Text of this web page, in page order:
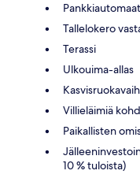
Tallelokero
Terassi
Ulkouima-allas
Villieläimiä
Paikallisten
10 % tuloista)